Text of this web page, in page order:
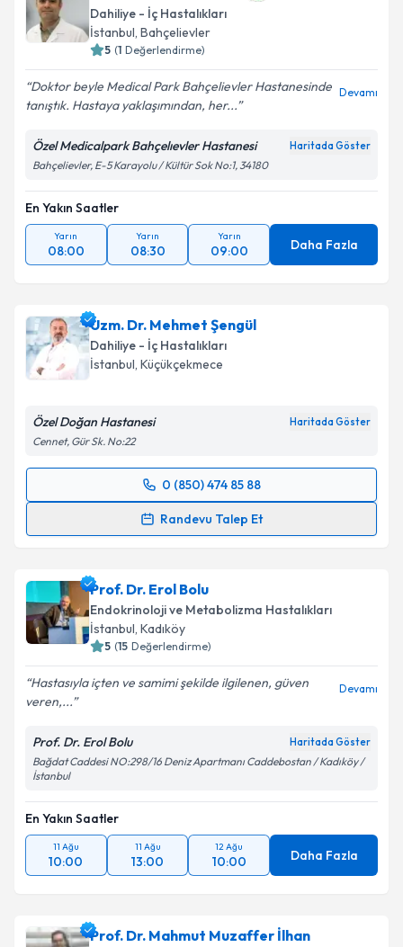
Dahiliye - İç Hastalıkları
İstanbul, Bahçelievler
5 (1 Değerlendirme)
Doktor beyle Medical Park Bahçelievler Hastanesinde
tanıştık. Hastaya yaklaşımından, her...
Devamı
Özel Medicalpark Bahçelıevler Hastanesi Haritada Göster
Bahçelievler, E-5 Karayolu / Kültür Sok No:1, 34180
En Yakın Saatler
Yarın
08:00
Yarın
08:30
Yarın
09:00 Daha Fazla
Uzm. Dr. Mehmet Şengül
Dahiliye - İç Hastalıkları
İstanbul, Küçükçekmece
Özel Doğan Hastanesi Haritada Göster
Cennet, Gür Sk. No:22
0 (850) 474 85 88
Randevu Talep Et
Randevu Takvimi Talebi
takvim hazırlandığında e-posta ile bilgilendireceğiz.
E-posta Adresiniz
kapsamda işlenmesini kabul ediyorum.
Takvim Talebini Gönder
Prof. Dr. Erol Bolu
Endokrinoloji ve Metabolizma Hastalıkları
İstanbul, Kadıköy
5 (15 Değerlendirme)
Hastasıyla içten ve samimi şekilde ilgilenen, güven
veren,...
Devamı
Prof. Dr. Erol Bolu Haritada Göster
Bağdat Caddesi NO:298/16 Deniz Apartmanı Caddebostan / Kadıköy /
İstanbul
En Yakın Saatler
11 Ağu
10:00
11 Ağu
13:00
12 Ağu
10:00 Daha Fazla
Prof. Dr. Mahmut Muzaffer İlhan